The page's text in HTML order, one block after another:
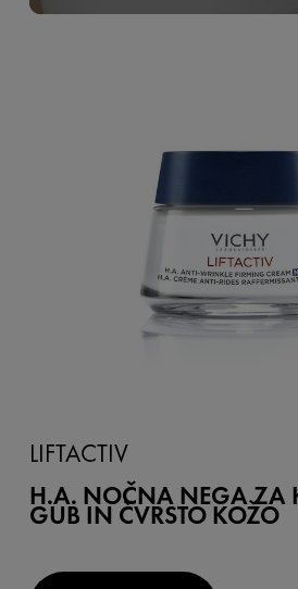
LIFTACTIV
H.A. NOČNA NEGA ZA
GUB IN ČVRSTO KOŽO